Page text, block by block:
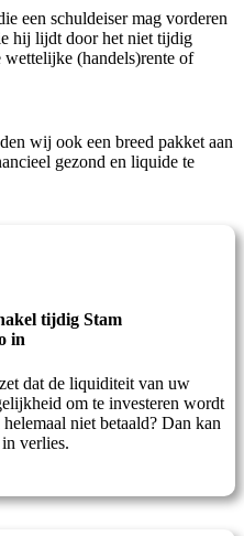
een schuldeiser mag vorderen
hij lijdt door het niet tijdig
wettelijke (handels)rente of
wij ook een breed pakket aan
gezond en liquide te
tijdig Stam
in
dat de liquiditeit van uw
om te investeren wordt
niet betaald? Dan kan
verlies.